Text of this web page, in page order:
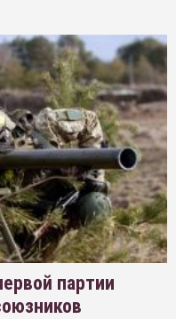
партии